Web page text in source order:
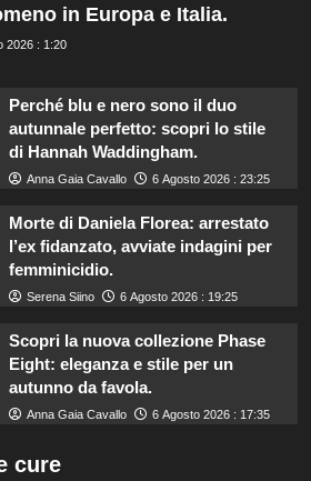
in Europa e Italia.
2026 : 1:20
Perché blu e nero sono il duo
autunnale perfetto: scopri lo stile
di Hannah Waddingham.
Anna Gaia Cavallo 6 Agosto 2026 : 23:25
Morte di Daniela Florea: arrestato
l’ex fidanzato, avviate indagini per
femminicidio.
Serena Siino 6 Agosto 2026 : 19:25
Scopri la nuova collezione Phase
Eight: eleganza e stile per un
autunno da favola.
Anna Gaia Cavallo 6 Agosto 2026 : 17:35
cure